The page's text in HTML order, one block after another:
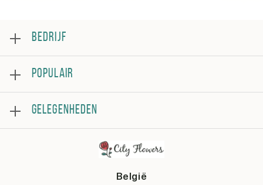
België
BEDRIJF
Beoordeling
Veelgestelde vragen
Algemene voorwaarden
Privacybeleid
Contacteer ons
POPULAIR
Rozen
Boeketten
GELEGENHEDEN